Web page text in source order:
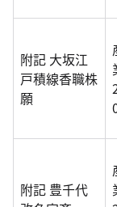
附記 大坂江
戸積線香職株
願
附記 豊千代